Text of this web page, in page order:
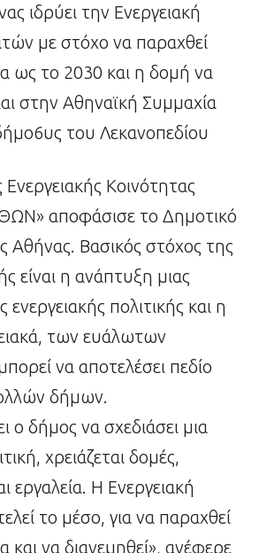
ιδρύει την Ενεργειακή
με στόχο να παραχθεί
ως το 2030 και η δομή να
στην Αθηναϊκή Συμμαχία
του Λεκανοπεδίου
Κοινότητας
αποφάσισε το Δημοτικό
Αθήνας. Βασικός στόχος της
είναι η ανάπτυξη μιας
πολιτικής και η
των ευάλωτων
να αποτελέσει πεδίο
δήμων.
ο δήμος να σχεδιάσει μια
χρειάζεται δομές,
εργαλεία. Η Ενεργειακή
το μέσο, για να παραχθεί
και να διανεμηθεί», ανέφερε